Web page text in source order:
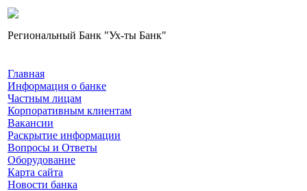
Региональный Банк "Ух-ты Банк"
Главная
Информация о банке
Частным лицам
Корпоративным клиентам
Вакансии
Раскрытие информации
Вопросы и Ответы
Оборудование
Карта сайта
Новости банка